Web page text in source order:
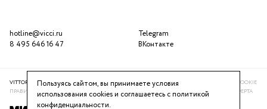
Telegram
ВКонтакте
hotline@vicci.ru
8 495 646 16 47
VITTORIA VICCI © 2016-2025ПОЛИТИКА КОНФИДЕНЦИАЛЬНОСТИ
ИСПОЛЬЗОВАНИЕ COOKIE
ПРАВИЛА ПРОГРАММЫ ЛОЯЛЬНОСТИРЕКОМЕНДАТЕЛЬНАЯ СИСТЕМАПУБЛИЧНАЯ ОФЕРТА
Пользуясь сайтом, вы принимаете условия
использования cookies и соглашаетесь сполитикой
конфиденциальности.